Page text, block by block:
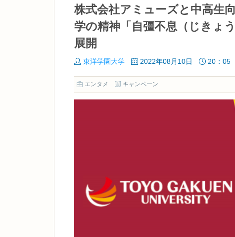
株式会社アミューズと中高生
学の精神「自彊不息（じきょ
展開
東洋学園大学 2022年08月10日 20：05
エンタメ キャンペーン